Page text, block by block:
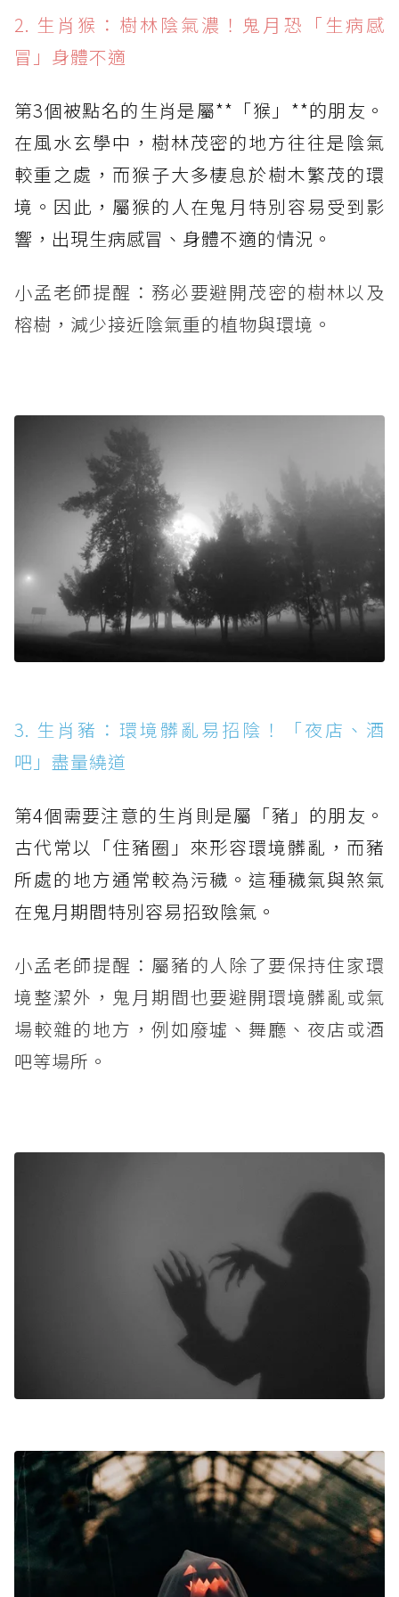
2. 生肖猴：樹林陰氣濃！鬼月恐「生病感
冒」身體不適
第3個被點名的生肖是屬**「猴」**的朋友。
在風水玄學中，樹林茂密的地方往往是陰氣
較重之處，而猴子大多棲息於樹木繁茂的環
境。因此，屬猴的人在鬼月特別容易受到影
響，出現生病感冒、身體不適的情況。
小孟老師提醒：務必要避開茂密的樹林以及
榕樹，減少接近陰氣重的植物與環境。
3. 生肖豬：環境髒亂易招陰！「夜店、酒
吧」盡量繞道
第4個需要注意的生肖則是屬「豬」的朋友。
古代常以「住豬圈」來形容環境髒亂，而豬
所處的地方通常較為污穢。這種穢氣與煞氣
在鬼月期間特別容易招致陰氣。
小孟老師提醒：屬豬的人除了要保持住家環
境整潔外，鬼月期間也要避開環境髒亂或氣
場較雜的地方，例如廢墟、舞廳、夜店或酒
吧等場所。